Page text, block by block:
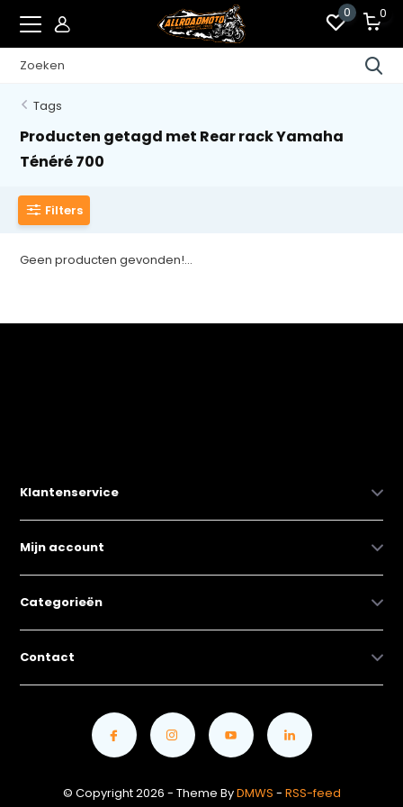
0 0
Tags
Producten getagd met Rear rack Yamaha
Ténéré 700
Filters
Geen producten gevonden!...
Klantenservice
Mijn account
Categorieën
Contact
© Copyright 2026 - Theme ByDMWS - RSS-feed